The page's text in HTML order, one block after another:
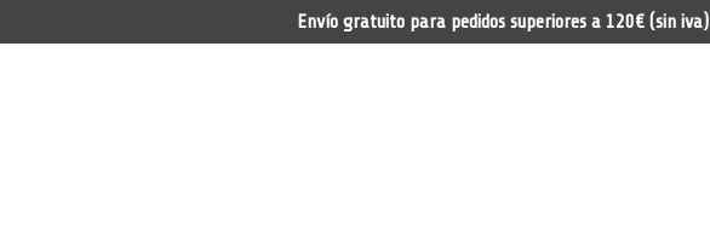
Envío gratuito para pedidos superiores a 120€ (sin iva)